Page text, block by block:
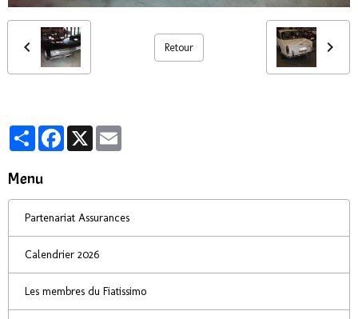
Retour
PartagerFacebook
X
Menu
Partenariat Assurances
Calendrier 2026
Les membres du Fiatissimo